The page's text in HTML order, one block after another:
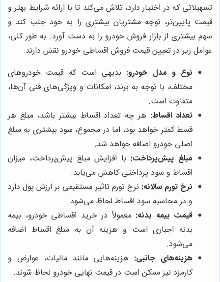
تسهیلاتی که در اختیار دارد، تلاش می‌کند تا با ارائه شرایط بهتر و
قیمت پایین‌تر، توجه مشتریان بیشتری را به خود جلب کند و
سهم بیشتری از بازار فروش خودرو را به دست آورد. به طور کلی،
عوامل زیر در تعیین قیمت فروش اقساطی خودرو نقش دارند:
نوع و مدل خودرو: بدیهی است که قیمت خودروهای
مختلف، با توجه به برند، امکانات و ویژگی‌های فنی آن‌ها،
متفاوت است.
تعداد اقساط: هر چه تعداد اقساط بیشتر باشد، مبلغ هر
قسط کمتر خواهد بود، اما در مجموع، سود بیشتری به مبلغ
اصلی خودرو اضافه خواهد شد.
مبلغ پیش‌پرداخت: با افزایش مبلغ پیش‌پرداخت، میزان
اقساط و سود پرداختی کاهش می‌یابد.
نرخ تورم سالانه: نرخ تورم تاثیر مستقیمی بر ارزش پول دارد
و در محاسبه سود اقساط لحاظ می‌شود.
قیمت بیمه بدنه: معمولاً در خرید اقساطی خودرو، بیمه
بدنه اجباری است و هزینه آن به مبلغ اقساط اضافه
می‌شود.
هزینه‌های جانبی: هزینه‌هایی مانند مالیات، عوارض و
کارمزد نیز ممکن است در قیمت نهایی خودرو لحاظ شوند.